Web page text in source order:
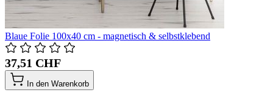
Blaue Folie 100x40 cm - magnetisch & selbstklebend
37,51 CHF
In den Warenkorb